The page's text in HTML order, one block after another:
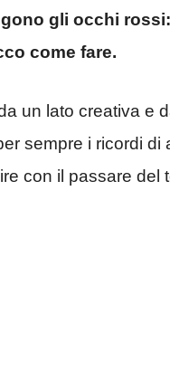
gli occhi
come fare.
un lato creativa e
sempre i ricordi di
con il passare del